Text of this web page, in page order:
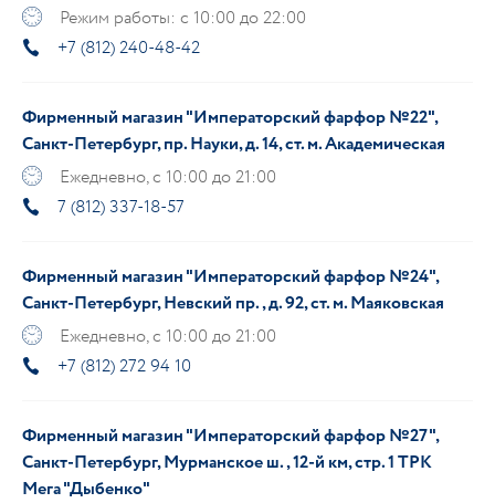
Режим работы: с 10:00 до 22:00
+7 (812) 240-48-42
Фирменный магазин "Императорский фарфор №22",
Санкт-Петербург, пр. Науки, д. 14, ст. м. Академическая
Ежедневно, с 10:00 до 21:00
7 (812) 337-18-57
Фирменный магазин "Императорский фарфор №24",
Санкт-Петербург, Невский пр., д. 92, ст. м. Маяковская
Ежедневно, с 10:00 до 21:00
+7 (812) 272 94 10
Фирменный магазин "Императорский фарфор №27",
Санкт-Петербург, Мурманское ш., 12-й км, стр. 1 ТРК
Мега "Дыбенко"